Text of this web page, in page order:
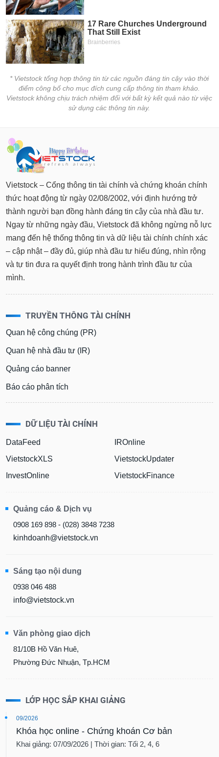
* Vietstock tổng hợp thông tin từ các nguồn đáng tin cậy vào thời
điểm công bố cho mục đích cung cấp thông tin tham khảo.
Vietstock không chịu trách nhiệm đối với bất kỳ kết quả nào từ việc
sử dụng các thông tin này.
Vietstock – Cổng thông tin tài chính và chứng khoán chính
thức hoạt động từ ngày 02/08/2002, với định hướng trở
thành người bạn đồng hành đáng tin cậy của nhà đầu tư.
Ngay từ những ngày đầu, Vietstock đã không ngừng nỗ lực
mang đến hệ thống thông tin và dữ liệu tài chính chính xác
– cập nhật – đầy đủ, giúp nhà đầu tư hiểu đúng, nhìn rộng
và tự tin đưa ra quyết định trong hành trình đầu tư của
mình.
TRUYỀN THÔNG TÀI CHÍNH
Quan hệ công chúng (PR)
Quan hệ nhà đầu tư (IR)
Quảng cáo banner
Báo cáo phân tích
DỮ LIỆU TÀI CHÍNH
DataFeed
VietstockXLS
InvestOnline
IROnline
VietstockUpdater
VietstockFinance
Quảng cáo & Dịch vụ
0908 169 898 - (028) 3848 7238
kinhdoanh@vietstock.vn
Sáng tạo nội dung
0938 046 488
info@vietstock.vn
Văn phòng giao dịch
81/10B Hồ Văn Huê,
Phường Đức Nhuận, Tp.HCM
LỚP HỌC SẮP KHAI GIẢNG
09/2026
Khóa học online - Chứng khoán Cơ bản
Khai giảng: 07/09/2026 | Thời gian: Tối 2, 4, 6